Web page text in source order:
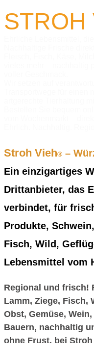
STROH
Stroh Vieh® –
Ein einzigartiges
Drittanbieter, das
verbindet, für
Produkte,
Fisch, Wild,
Lebensmittel vom
Regional und frisch!
Lamm, Ziege, Fisch,
Obst, Gemüse,
Bauern, nachhaltig
ohne Frust, bei